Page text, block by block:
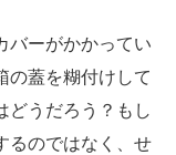
バーがかかってい
の蓋を糊付けして
どうだろう？もし
るのではなく、せ